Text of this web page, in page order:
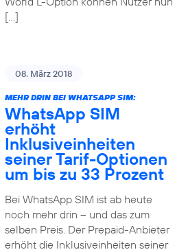
[…]
08. März 2018
MEHR DRIN BEI WHATSAPP SIM:
WhatsApp SIM
erhöht
Inklusiveinheiten
seiner Tarif-Optionen
um bis zu 33 Prozent
Bei WhatsApp SIM ist ab heute
noch mehr drin – und das zum
selben Preis. Der Prepaid-Anbieter
erhöht die Inklusiveinheiten seiner